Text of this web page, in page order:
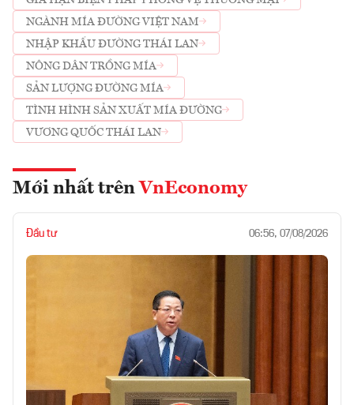
NGÀNH MÍA ĐƯỜNG VIỆT NAM
NHẬP KHẨU ĐƯỜNG THÁI LAN
NÔNG DÂN TRỒNG MÍA
SẢN LƯỢNG ĐƯỜNG MÍA
TÌNH HÌNH SẢN XUẤT MÍA ĐƯỜNG
VƯƠNG QUỐC THÁI LAN
Mới nhất trên VnEconomy
Đầu tư 06:56, 07/08/2026